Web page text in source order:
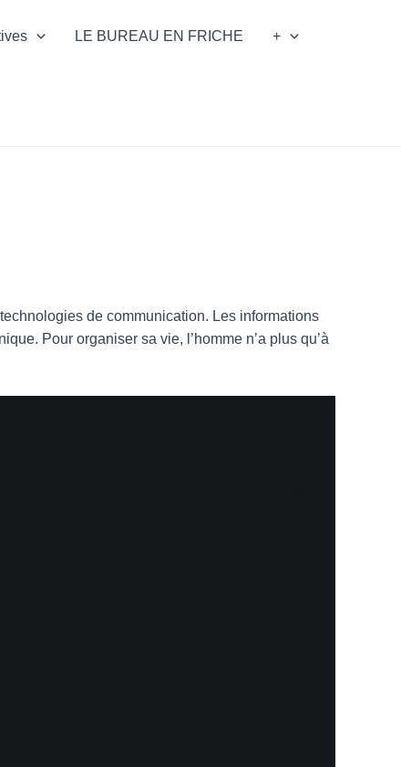
LE BUREAU EN FRICHE +
de communication. Les informations
Pour organiser sa vie, l’homme n’a plus qu’à